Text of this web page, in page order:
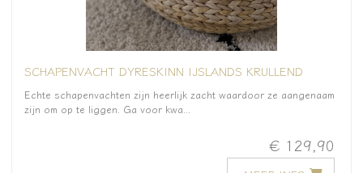
SCHAPENVACHT DYRESKINN IJSLANDS KRULLEND
Echte schapenvachten zijn heerlijk zacht waardoor ze aangenaam
zijn om op te liggen. Ga voor kwa...
€ 129,90